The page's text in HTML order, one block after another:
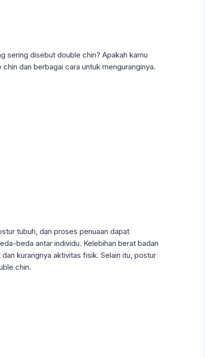
sering disebut double chin? Apakah kamu
dan berbagai cara untuk menguranginya.
tubuh, dan proses penuaan dapat
beda antar individu. Kelebihan berat badan
kurangnya aktivitas fisik. Selain itu, postur
chin.